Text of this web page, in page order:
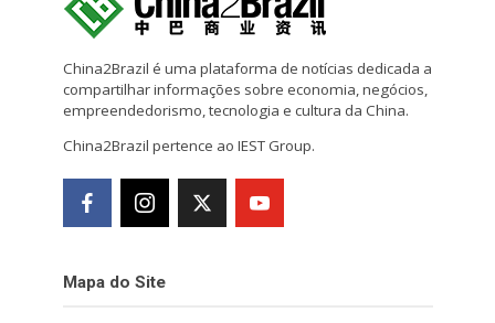
China2Brazil é uma plataforma de notícias dedicada a
compartilhar informações sobre economia, negócios,
empreendedorismo, tecnologia e cultura da China.
China2Brazil pertence ao IEST Group.
Mapa do Site